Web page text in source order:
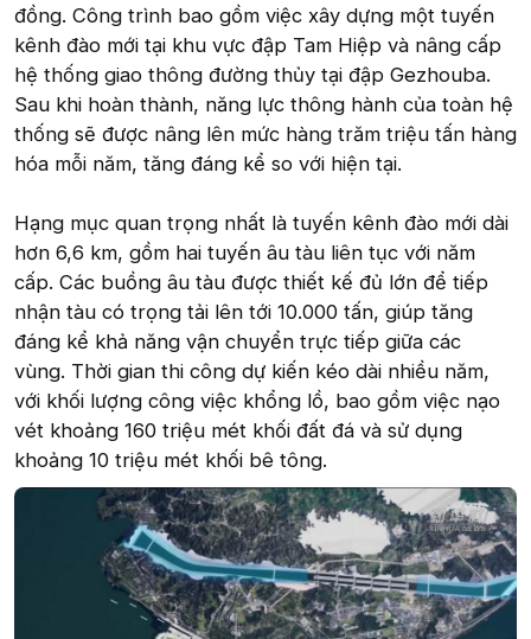
đồng. Công trình bao gồm việc xây dựng một tuyến
kênh đào mới tại khu vực đập Tam Hiệp và nâng cấp
hệ thống giao thông đường thủy tại đập Gezhouba.
Sau khi hoàn thành, năng lực thông hành của toàn hệ
thống sẽ được nâng lên mức hàng trăm triệu tấn hàng
hóa mỗi năm, tăng đáng kể so với hiện tại.
Hạng mục quan trọng nhất là tuyến kênh đào mới dài
hơn 6,6 km, gồm hai tuyến âu tàu liên tục với năm
cấp. Các buồng âu tàu được thiết kế đủ lớn để tiếp
nhận tàu có trọng tải lên tới 10.000 tấn, giúp tăng
đáng kể khả năng vận chuyển trực tiếp giữa các
vùng. Thời gian thi công dự kiến kéo dài nhiều năm,
với khối lượng công việc khổng lồ, bao gồm việc nạo
vét khoảng 160 triệu mét khối đất đá và sử dụng
khoảng 10 triệu mét khối bê tông.